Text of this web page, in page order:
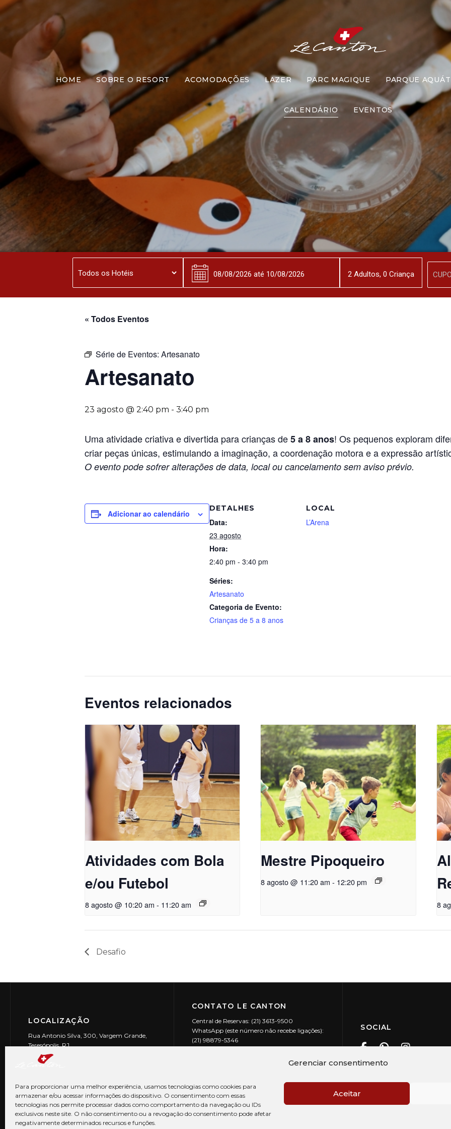
Gerenciar consentimento
Para proporcionar uma melhor experiência, usamos tecnologias como cookies para
armazenar e/ou acessar informações do dispositivo. O consentimento com essas
tecnologias nos permite processar dados como comportamento da navegação ou IDs
exclusivos neste site. O não consentimento ou a revogação do consentimento pode afetar
negativamente determinados recursos e funções.
Aceitar
HOME SOBRE O RESORT ACOMODAÇÕES LAZER PARC MAGIQUE PARQUE
CALENDÁRIO EVENTOS
Artesanato
« Todos Eventos
Série de Eventos: Artesanato
Artesanato
23 agosto @ 2:40 pm - 3:40 pm
Uma atividade criativa e divertida para crianças de5 a 8 anos! Os pequenos exploram
criar peças únicas, estimulando a imaginação, a coordenação motora e a expressão
O evento pode sofrer alterações de data, local ou cancelamento sem aviso prévio.
Adicionar ao calendário
DETALHES
Data:
23 agosto
Hora:
2:40 pm - 3:40 pm
Séries:
Artesanato
Categoria de Evento:
Crianças de 5 a 8 anos
LOCAL
L’Arena
Eventos relacionados
Atividades com Bola
e/ou Futebol
8 agosto @ 10:20 am - 11:20 am
Mestre Pipoqueiro
8 agosto @ 11:20 am - 12:20 pm
8
Desafio
LOCALIZAÇÃO
Rua Antonio Silva, 300, Vargem Grande,
Teresópolis, RJ
CEP: 25990-150
CONTATO LE CANTON
Central de Reservas: (21) 3613-9500
WhatsApp (este número não recebe ligações):
(21) 98879-5346
SOCIAL
2Adultos, 0 Criança